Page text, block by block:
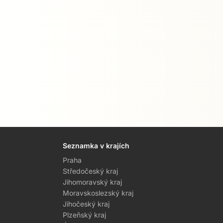
Seznamka v krajích
Praha
Středočeský kraj
Jihomoravský kraj
Moravskoslezský kraj
Jihočeský kraj
Plzeňský kraj